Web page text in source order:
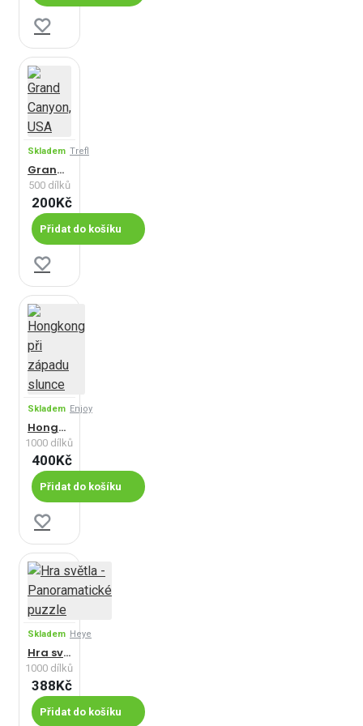
začátku. Skládání
puzzlí je skvělý
způsob, jak se
uvolnit a rozvíjet
trpělivost, a tak se
určitě najde puzzle,
které vám bude
Skladem Trefl
Grand Canyon, USA
500 dílků
200Kč
Přidat do košíku
Skladem Enjoy
Hongkong při západu slunce
1000 dílků
400Kč
Přidat do košíku
Skladem Heye
Hra světla - Panoramatické puzzle
1000 dílků
388Kč
Přidat do košíku